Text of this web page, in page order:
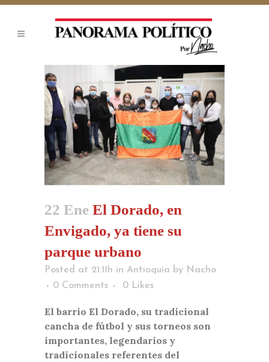
22 Ene El Dorado, en
Envigado, ya tiene su
parque urbano
Posted at 21:11h in Antioquia by Nacho
0 Comments
0 Likes
El barrio El Dorado, su tradicional
cancha de fútbol y sus torneos son
importantes, legendarios y
tradicionales referentes del